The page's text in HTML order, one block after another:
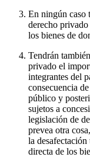
En ningún caso
derecho
los bienes de
Tendrán
privado el
integrantes del
consecuencia
público y
sujetos a
legislación de
prevea otra
la
directa de los